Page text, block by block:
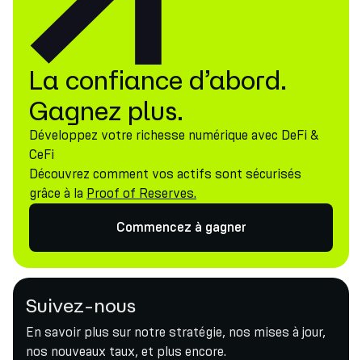
La confiance d’abord.
Gagnez plus.
Développez votre richesse numérique avec DeFi &
CeFi
Découvrez comment vos actifs sont sécurisés
grâce à la Proof of Reserves.
Commencez à gagner
Suivez-nous
En savoir plus sur notre stratégie, nos mises à jour,
nos nouveaux taux, et plus encore.